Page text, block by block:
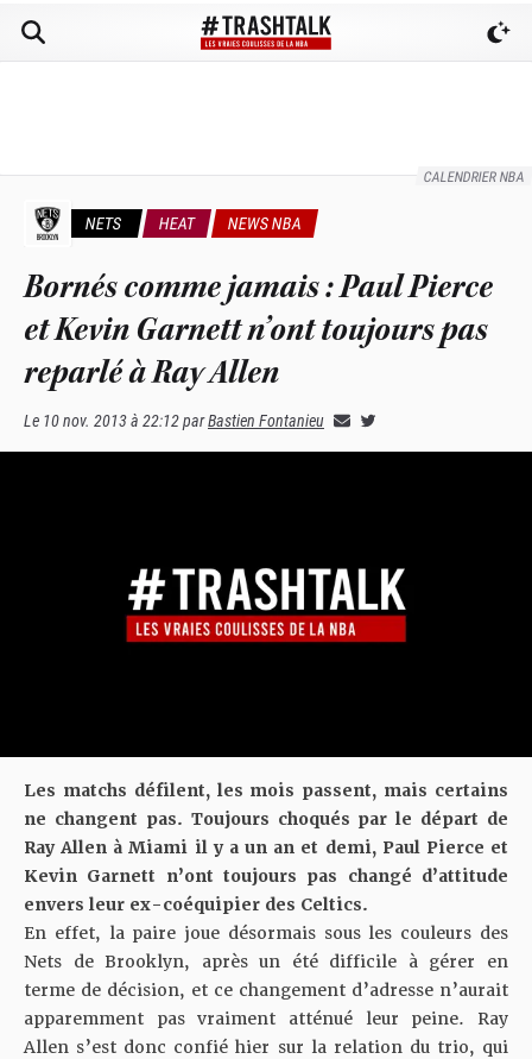
CALENDRIER NBA
NETS HEAT NEWS NBA
Bornés comme jamais : Paul Pierce
et Kevin Garnett n’ont toujours pas
reparlé à Ray Allen
Le 10 nov. 2013 à 22:12parBastien Fontanieu
Les matchs défilent, les mois passent, mais certains
ne changent pas. Toujours choqués par le départ de
Ray Allen à Miami il y a un an et demi, Paul Pierce et
Kevin Garnett n’ont toujours pas changé d’attitude
envers leur ex-coéquipier des Celtics.
En effet, la paire joue désormais sous les couleurs des
Nets de Brooklyn, après un été difficile à gérer en
terme de décision, et ce changement d’adresse n’aurait
apparemment pas vraiment atténué leur peine. Ray
Allen s’est donc confié hier sur la relation du trio, qui